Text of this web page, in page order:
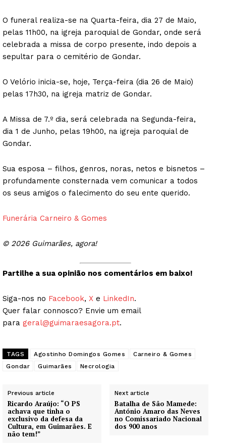
O funeral realiza-se na Quarta-feira, dia 27 de Maio,
pelas 11h00, na igreja paroquial de Gondar, onde será
celebrada a missa de corpo presente, indo depois a
sepultar para o cemitério de Gondar.
O Velório inicia-se, hoje, Terça-feira (dia 26 de Maio)
pelas 17h30, na igreja matriz de Gondar.
A Missa de 7.º dia, será celebrada na Segunda-feira,
dia 1 de Junho, pelas 19h00, na igreja paroquial de
Gondar.
Sua esposa – filhos, genros, noras, netos e bisnetos –
profundamente consternada vem comunicar a todos
os seus amigos o falecimento do seu ente querido.
Funerária Carneiro & Gomes
© 2026 Guimarães, agora!
Partilhe a sua opinião nos comentários em baixo!
Siga-nos no Facebook, X e LinkedIn.
Quer falar connosco? Envie um email
para geral@guimaraesagora.pt.
TAGS Agostinho Domingos Gomes
Carneiro & Gomes
Gondar
Guimarães Necrologia
Previous article
Ricardo Araújo: “O PS
achava que tinha o
exclusivo da defesa da
Cultura, em Guimarães. E
não tem!”
Next article
Batalha de São Mamede:
António Amaro das Neves
no Comissariado Nacional
dos 900 anos